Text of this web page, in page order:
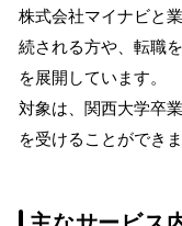
株式会社マイナビと
続される方や、転職
を展開しています。
対象は、関西大学卒
を受けることができま